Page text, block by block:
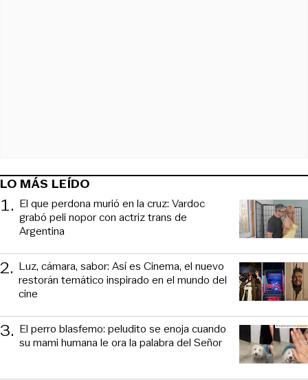
LO MÁS LEÍDO
1. El que perdona murió en la cruz: Vardoc
grabó peli nopor con actriz trans de
Argentina
2. Luz, cámara, sabor: Así es Cinema, el nuevo
restorán temático inspirado en el mundo del
cine
3. El perro blasfemo: peludito se enoja cuando
su mami humana le ora la palabra del Señor